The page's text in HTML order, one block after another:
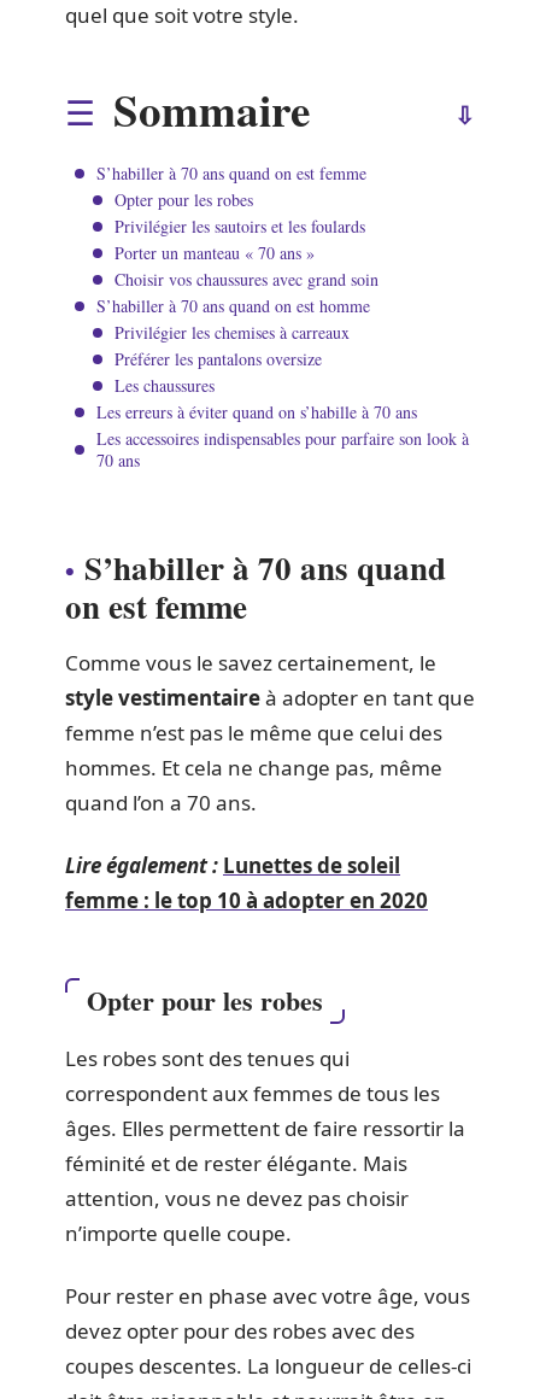
quel que soit votre style.
Sommaire
S’habiller à 70 ans quand on est femme
Opter pour les robes
Privilégier les sautoirs et les foulards
Porter un manteau « 70 ans »
Choisir vos chaussures avec grand soin
S’habiller à 70 ans quand on est homme
Privilégier les chemises à carreaux
Préférer les pantalons oversize
Les chaussures
Les erreurs à éviter quand on s’habille à 70 ans
Les accessoires indispensables pour parfaire son look à
70 ans
S’habiller à 70 ans quand
on est femme
Comme vous le savez certainement, le
style vestimentaireà adopter en tant que
femme n’est pas le même que celui des
hommes. Et cela ne change pas, même
quand l’on a 70 ans.
Lire également : Lunettes de soleil
femme : le top 10 à adopter en 2020
Opter pour les robes
Les robes sont des tenues qui
correspondent aux femmes de tous les
âges. Elles permettent de faire ressortir la
féminité et de rester élégante. Mais
attention, vous ne devez pas choisir
n’importe quelle coupe.
Pour rester en phase avec votre âge, vous
devez opter pour des robes avec des
coupes descentes. La longueur de celles-ci